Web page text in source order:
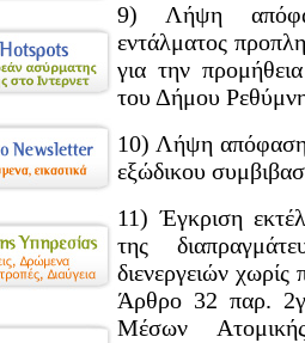
9) Λήψη
εντάλματος
για την
του Δήμου
10) Λήψη
εξώδικου
11) Έγκριση
της
διενεργειών
Άρθρο 32 παρ.
Μέσων